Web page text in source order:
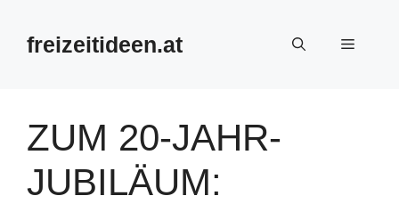
Inhalt
springenfreizeitideen.at Menü
ZUM 20-JAHR-
JUBILÄUM: